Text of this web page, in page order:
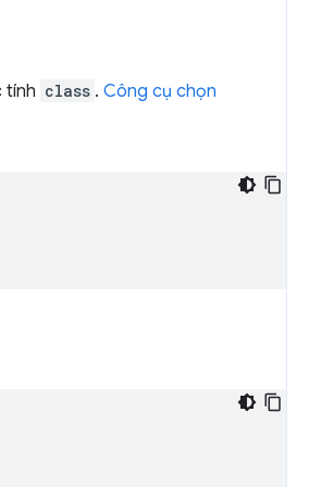
tính class . Công cụ chọn